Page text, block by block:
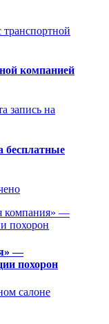
компанией
бесплатные
—
похорон